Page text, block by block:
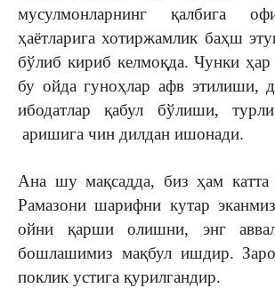
мусулмонларнинг қалбига
ҳаётларига хотиржамлик баҳш
бўлиб кириб келмоқда. Чунки
бу ойда гуноҳлар афв этилиши,
ибодатлар қабул бўлиши, турли
аришига чин дилдан ишонади.
Ана шу мақсадда, биз ҳам
Рамазони шарифни кутар
ойни қарши олишни, энг
бошлашимиз мақбул ишдир.
поклик устига қурилгандир.